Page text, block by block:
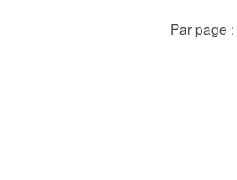
Par page :